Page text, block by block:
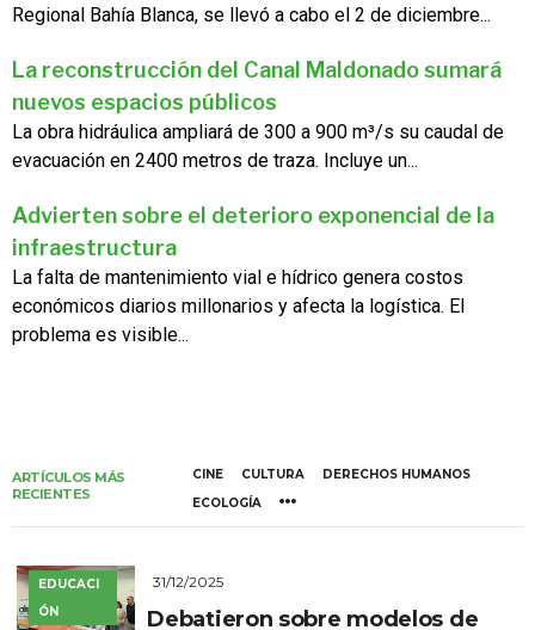
Regional Bahía Blanca, se llevó a cabo el 2 de diciembre...
La reconstrucción del Canal Maldonado sumará
nuevos espacios públicos
La obra hidráulica ampliará de 300 a 900 m³/s su caudal de
evacuación en 2400 metros de traza. Incluye un...
Advierten sobre el deterioro exponencial de la
infraestructura
La falta de mantenimiento vial e hídrico genera costos
económicos diarios millonarios y afecta la logística. El
problema es visible...
ARTÍCULOS MÁS
RECIENTES
CINE CULTURA
DERECHOS HUMANOS
ECOLOGÍA
EDUCACI
ÓN
31/12/2025
Debatieron sobre modelos de